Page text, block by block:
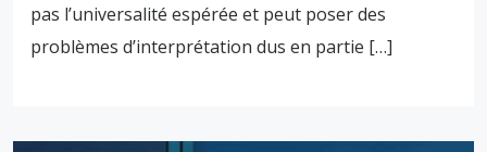
pas l’universalité espérée et peut poser des
problèmes d’interprétation dus en partie […]